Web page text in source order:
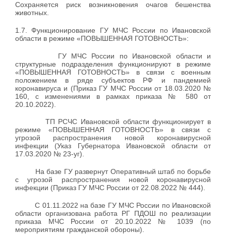
Сохраняется риск возникновения очагов бешенства
животных.
1.7. Функционирование ГУ МЧС России по Ивановской
области в режиме «ПОВЫШЕННАЯ ГОТОВНОСТЬ»:
ГУ МЧС России по Ивановской области и
структурные подразделения функционируют в режиме
«ПОВЫШЕННАЯ ГОТОВНОСТЬ» в связи с военным
положением в ряде субъектов РФ и пандемией
коронавируса и (Приказ ГУ МЧС России от 18.03.2020 №
160, с изменениями в рамках приказа № 580 от
20.10.2022).
ТП РСЧС Ивановской области функционирует в
режиме «ПОВЫШЕННАЯ ГОТОВНОСТЬ» в связи с
угрозой распространения новой коронавирусной
инфекции (Указ Губернатора Ивановской области от
17.03.2020 № 23-уг).
На базе ГУ развернут Оперативный штаб по борьбе
с угрозой распространения новой коронавирусной
инфекции (Приказ ГУ МЧС России от 22.08.2022 № 444).
C 01.11.2022 на базе ГУ МЧС России по Ивановской
области организована работа РГ ПДОШ по реализации
приказа МЧС России от 20.10.2022 № 1039 (по
мероприятиям гражданской обороны).